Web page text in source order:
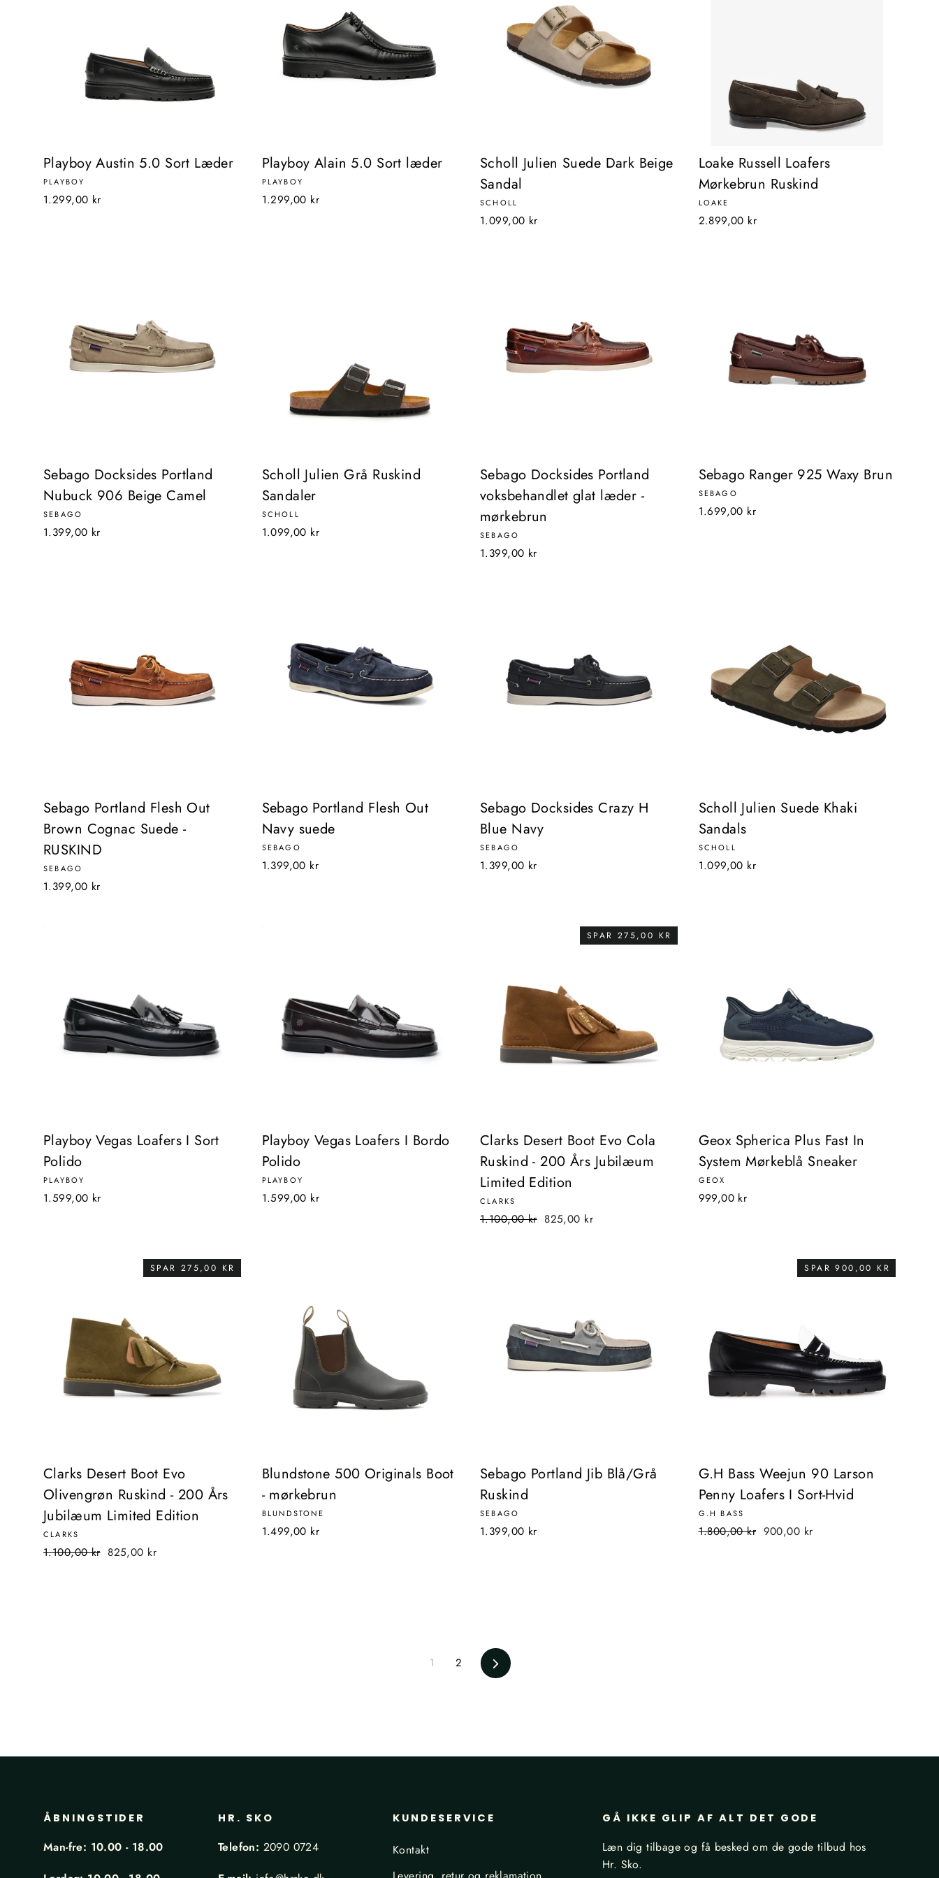
Playboy Austin 5.0 Sort Læder
PLAYBOY
1.299,00 kr
Playboy Alain 5.0 Sort læder
PLAYBOY
1.299,00 kr
Scholl Julien Suede Dark Beige
Sandal
SCHOLL
1.099,00 kr
Loake Russell Loafers
Mørkebrun Ruskind
LOAKE
2.899,00 kr
Sebago Docksides Portland
Nubuck 906 Beige Camel
SEBAGO
1.399,00 kr
Scholl Julien Grå Ruskind
Sandaler
SCHOLL
1.099,00 kr
Sebago Docksides Portland
voksbehandlet glat læder -
mørkebrun
SEBAGO
1.399,00 kr
Sebago Ranger 925 Waxy Brun
SEBAGO
1.699,00 kr
Sebago Portland Flesh Out
Brown Cognac Suede -
RUSKIND
SEBAGO
1.399,00 kr
Sebago Portland Flesh Out
Navy suede
SEBAGO
1.399,00 kr
Sebago Docksides Crazy H
Blue Navy
SEBAGO
1.399,00 kr
Scholl Julien Suede Khaki
Sandals
SCHOLL
1.099,00 kr
Playboy Vegas Loafers I Sort
Polido
PLAYBOY
1.599,00 kr
Playboy Vegas Loafers I Bordo
Polido
PLAYBOY
1.599,00 kr
SPAR 275,00 KR
Clarks Desert Boot Evo Cola
Ruskind - 200 Års Jubilæum
Limited Edition
CLARKS
Normalpris
1.100,00 kr Udsalgspris
825,00 kr
Geox Spherica Plus Fast In
System Mørkeblå Sneaker
GEOX
999,00 kr
SPAR 275,00 KR
Clarks Desert Boot Evo
Olivengrøn Ruskind - 200 Års
Jubilæum Limited Edition
CLARKS
Normalpris
1.100,00 kr Udsalgspris
825,00 kr
Blundstone 500 Originals Boot
- mørkebrun
BLUNDSTONE
1.499,00 kr
Sebago Portland Jib Blå/Grå
Ruskind
SEBAGO
1.399,00 kr
SPAR 900,00 KR
G.H Bass Weejun 90 Larson
Penny Loafers I Sort-Hvid
G.H BASS
Normalpris
1.800,00 kr Udsalgspris
900,00 kr
1 2 Næste
ÅBNINGSTIDER
Man-fre: 10.00 - 18.00
HR. SKO
Telefon: 2090 0724
KUNDESERVICE
Kontakt
GÅ IKKE GLIP AF ALT DET GODE
Læn dig tilbage og få besked om de gode tilbud hos
Hr. Sko.